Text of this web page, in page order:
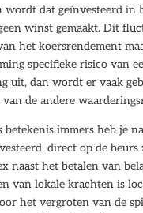
wordt dat geïnvesteerd in
winst gemaakt. Dit
het koersrendement
specifieke risico van
uit, dan wordt er vaak
de andere
betekenis immers heb je
direct op de beurs
naast het betalen van
van lokale krachten is
het vergroten van de